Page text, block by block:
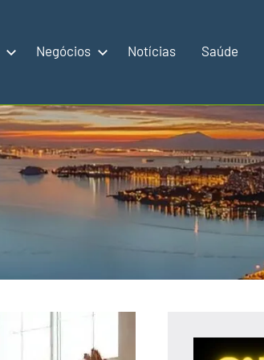
Negócios Notícias Saúde